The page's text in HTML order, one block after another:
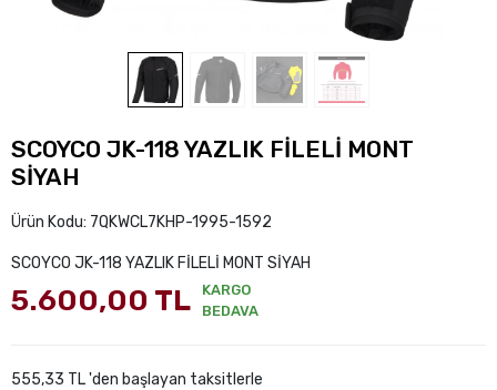
SCOYCO JK-118 YAZLIK FİLELİ MONT
SİYAH
Ürün Kodu: 7QKWCL7KHP-1995-1592
SCOYCO JK-118 YAZLIK FİLELİ MONT SİYAH
5.600,00 TL
KARGO
BEDAVA
555,33 TL 'den başlayan taksitlerle